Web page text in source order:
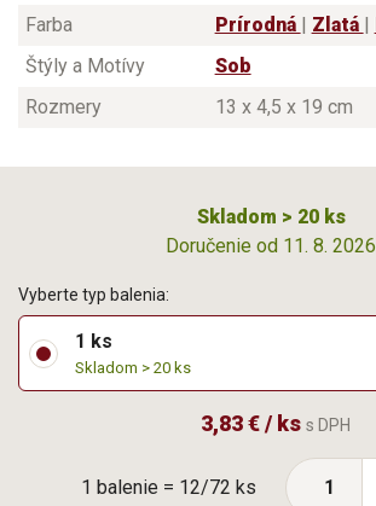
Farba
Prírodná Zlatá
Štýly a Motívy
Sob
Rozmery
13 x 4,5 x 19 cm
Skladom > 20 ks
Doručenie od 11. 8. 2026
1 balenie = 12/72 ks
Vyberte typ balenia:
1 ks
Skladom > 20 ks
3,83 € / ks s DPH